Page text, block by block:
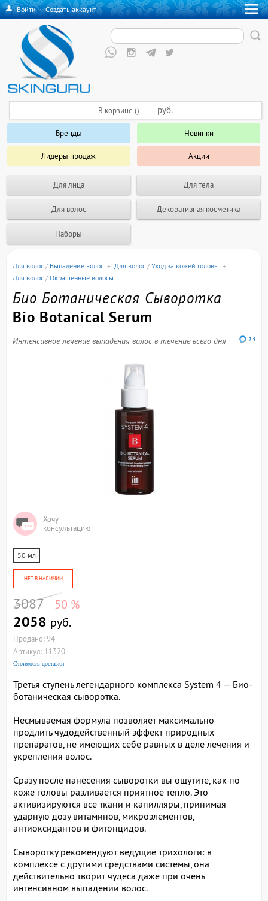
Войти·Создать аккаунт
Бренды Новинки
Лидеры продаж Акции
Для лица Для тела
Для волос Декоративная косметика
Наборы
В корзине () руб.
Для волос / Выпадение волос + Для волос /Уход за кожей головы +
Для волос /Окрашенные волосы
Био Ботаническая Сыворотка
Bio Botanical Serum
13
Интенсивное лечение выпадения волос в течение всего дня
Хочу
консультацию
50 мл
НЕТ В НАЛИЧИИ
3087 50 %
2058 руб.
Продано: 94
Артикул: 11320
Стоимость доставки
Третья ступень легендарного комплекса System 4 — Био-
ботаническая сыворотка.
Несмываемая формула позволяет максимально
продлить чудодейственный эффект природных
препаратов, не имеющих себе равных в деле лечения и
укрепления волос.
Сразу после нанесения сыворотки вы ощутите, как по
коже головы разливается приятное тепло. Это
активизируются все ткани и капилляры, принимая
ударную дозу витаминов, микроэлементов,
антиоксидантов и фитонцидов.
Сыворотку рекомендуют ведущие трихологи: в
комплексе с другими средствами системы, она
действительно творит чудеса даже при очень
интенсивном выпадении волос.